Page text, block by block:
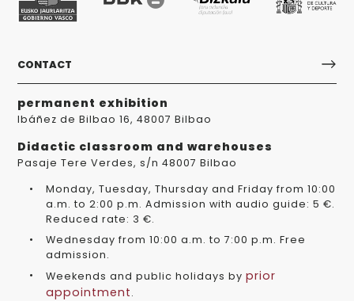
CONTACT
permanent exhibition
Ibáñez de Bilbao 16, 48007 Bilbao
Didactic classroom and warehouses
Pasaje Tere Verdes, s/n 48007 Bilbao
Monday, Tuesday, Thursday and Friday from 10:00
a.m. to 2:00 p.m. Admission with audio guide: 5 €.
Reduced rate: 3 €.
Wednesday from 10:00 a.m. to 7:00 p.m. Free
admission.
Weekends and public holidays by prior
appointment.